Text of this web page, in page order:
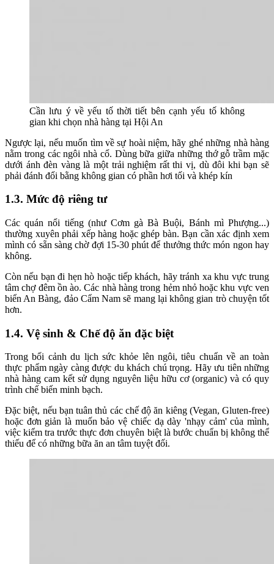
Cần lưu ý về yếu tố thời tiết bên cạnh yếu tố không
gian khi chọn nhà hàng tại Hội An
Ngược lại, nếu muốn tìm về sự hoài niệm, hãy ghé những nhà hàng
nằm trong các ngôi nhà cổ. Dùng bữa giữa những thớ gỗ trầm mặc
dưới ánh đèn vàng là một trải nghiệm rất thi vị, dù đôi khi bạn sẽ
phải đánh đổi bằng không gian có phần hơi tối và khép kín
1.3. Mức độ riêng tư
Các quán nổi tiếng (như Cơm gà Bà Buội, Bánh mì Phượng...)
thường xuyên phải xếp hàng hoặc ghép bàn. Bạn cần xác định xem
mình có sẵn sàng chờ đợi 15-30 phút để thưởng thức món ngon hay
không.
Còn nếu bạn đi hẹn hò hoặc tiếp khách, hãy tránh xa khu vực trung
tâm chợ đêm ồn ào. Các nhà hàng trong hẻm nhỏ hoặc khu vực ven
biển An Bàng, đảo Cẩm Nam sẽ mang lại không gian trò chuyện tốt
hơn.
1.4. Vệ sinh & Chế độ ăn đặc biệt
Trong bối cảnh du lịch sức khỏe lên ngôi, tiêu chuẩn về an toàn
thực phẩm ngày càng được du khách chú trọng. Hãy ưu tiên những
nhà hàng cam kết sử dụng nguyên liệu hữu cơ (organic) và có quy
trình chế biến minh bạch.
Đặc biệt, nếu bạn tuân thủ các chế độ ăn kiêng (Vegan, Gluten-free)
hoặc đơn giản là muốn bảo vệ chiếc dạ dày 'nhạy cảm' của mình,
việc kiểm tra trước thực đơn chuyên biệt là bước chuẩn bị không thể
thiếu để có những bữa ăn an tâm tuyệt đối.